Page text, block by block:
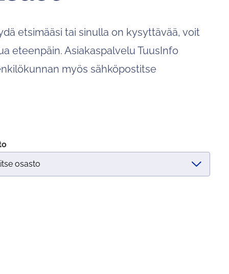
tuloksia
tai
pyyhkäisemällä.
etsimääsi tai sinulla on kysyttävää, voit
eteenpäin. Asiakaspalvelu TuusInfo
myös sähköpostitse